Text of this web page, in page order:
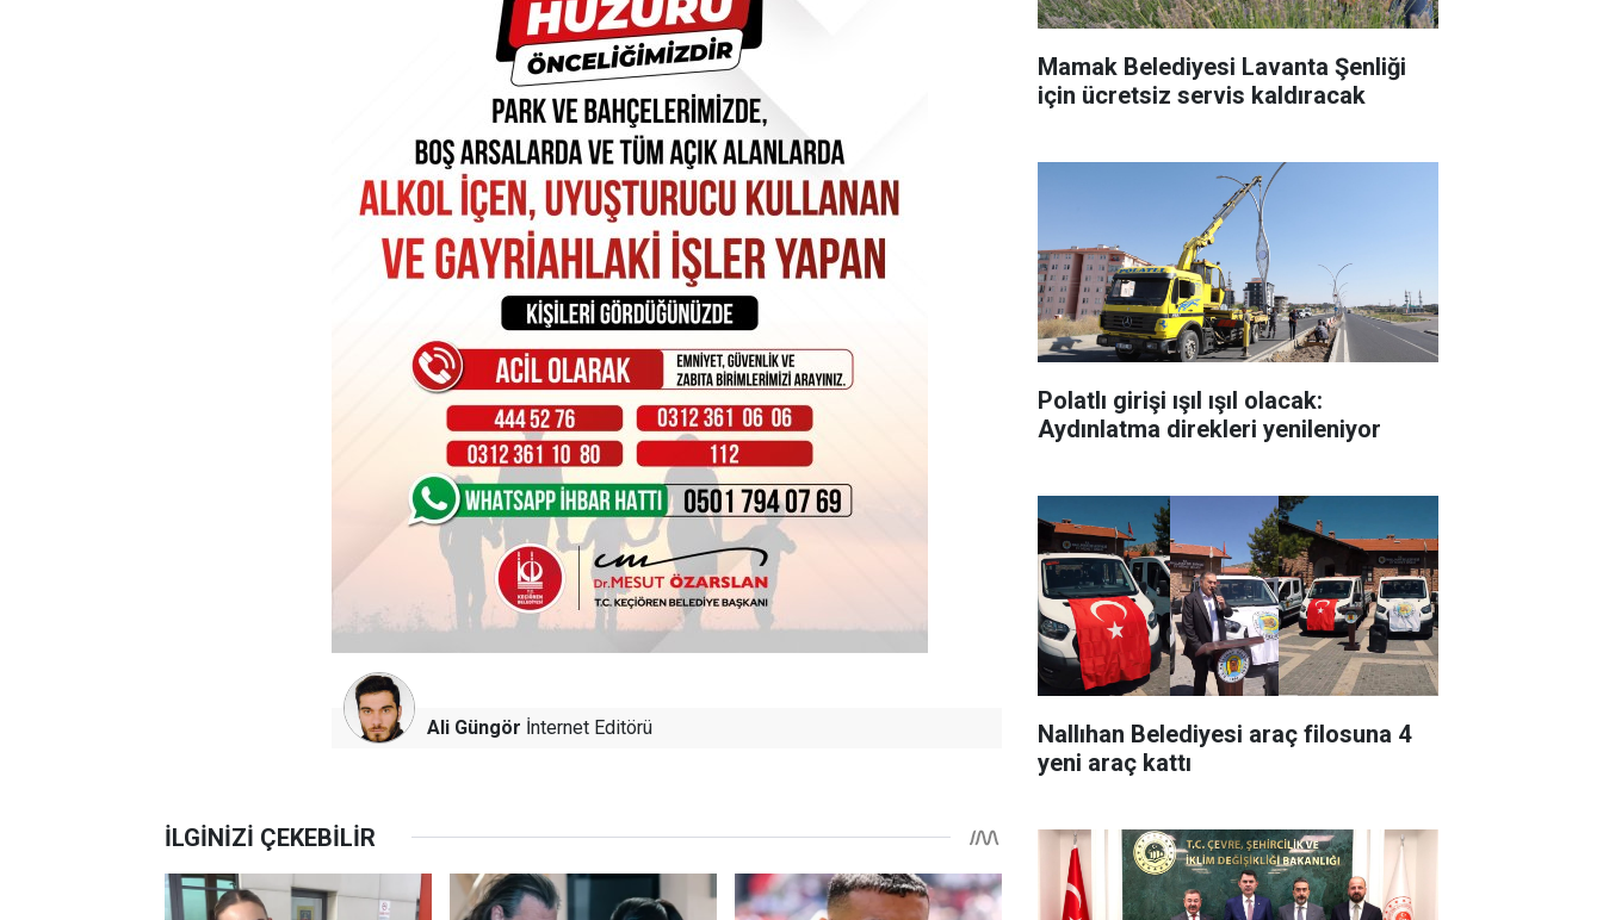
Ali Güngör İnternet Editörü
Mamak Belediyesi Lavanta Şenliği
için ücretsiz servis kaldıracak
Polatlı girişi ışıl ışıl olacak:
Aydınlatma direkleri yenileniyor
Nallıhan Belediyesi araç filosuna 4
yeni araç kattı